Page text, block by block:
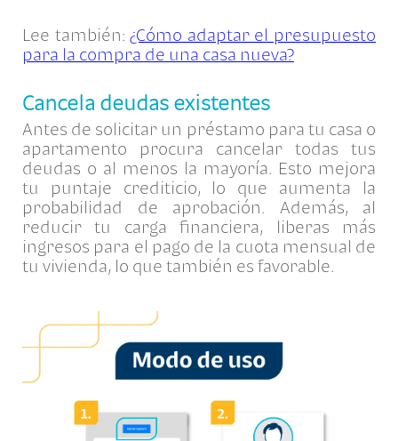
Lee también:¿Cómo adaptar el presupuesto
para la compra de una casa nueva?
Cancela deudas existentes
Antes de solicitar un préstamo para tu casa o
apartamento procura cancelar todas tus
deudas o al menos la mayoría. Esto mejora
tu puntaje crediticio, lo que aumenta la
probabilidad de aprobación. Además, al
reducir tu carga financiera, liberas más
ingresos para el pago de la cuota mensual de
tu vivienda, lo que también es favorable.